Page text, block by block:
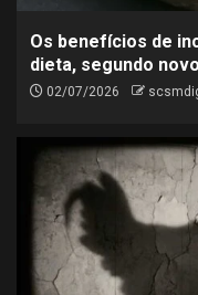
Os benefícios de
dieta, segundo
02/07/2026